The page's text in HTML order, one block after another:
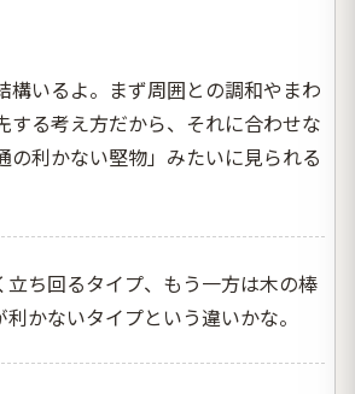
構いるよ。まず周囲との調和やまわ
する考え方だから、それに合わせな
の利かない堅物」みたいに見られる
立ち回るタイプ、もう一方は木の棒
かないタイプという違いかな。